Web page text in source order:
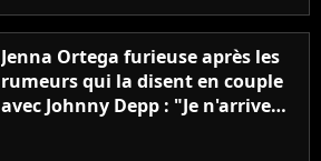
Jenna Ortega furieuse après les
rumeurs qui la disent en couple
avec Johnny Depp : "Je n'arrive